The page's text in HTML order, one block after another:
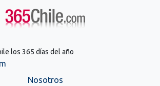
los 365 días del año
Nosotros